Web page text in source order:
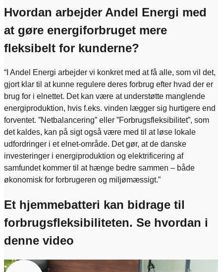
Hvordan arbejder Andel Energi med
at gøre energiforbruget mere
fleksibelt for kunderne?
“I Andel Energi arbejder vi konkret med at få alle, som vil det,
gjort klar til at kunne regulere deres forbrug efter hvad der er
brug for i elnettet. Det kan være at understøtte manglende
energiproduktion, hvis f.eks. vinden lægger sig hurtigere end
forventet. ”Netbalancering” eller ”Forbrugsfleksibilitet”, som
det kaldes, kan på sigt også være med til at løse lokale
udfordringer i et elnet-område. Det gør, at de danske
investeringer i energiproduktion og elektrificering af
samfundet kommer til at hænge bedre sammen – både
økonomisk for forbrugeren og miljømæssigt.”
Et hjemmebatteri kan bidrage til
forbrugsfleksibiliteten. Se hvordan i
denne video